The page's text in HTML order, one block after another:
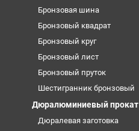
Бронзовая шина
Бронзовый квадрат
Бронзовый круг
Бронзовый лист
Бронзовый пруток
Шестигранник бронзовый
Дюралюминиевый прокат
Дюралевая заготовка